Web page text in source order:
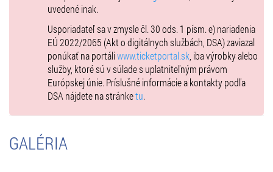
www.instagram.com/juhas.peter
www.facebook.com/peter.juhas9
www.youtube.com/user/kukino9999
27.6. KLASICKÁ HUDBA
Bratislavský orchester Európskeho významu navštívi Klokočinu!
Nenechajte si ujsť túto jedinečnú príležitosť ponoriť sa s nimi do
Začiatok predstavenia o 20:00, jednotné vstupné 15,- €
uvedené inak.
Usporiadateľ sa v zmysle čl. 30 ods. 1 písm. e) nariadenia
EÚ 2022/2065 (Akt o digitálnych službách, DSA) zaviazal
ponúkať na portáliwww.ticketportal.sk , iba výrobky alebo
služby, ktoré sú v súlade s uplatniteľným právom
Európskej únie. Príslušné informácie a kontakty podľa
DSA nájdete na stránketu.
GALÉRIA